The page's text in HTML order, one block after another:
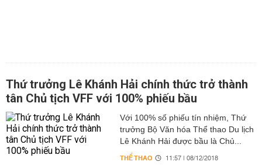
Thứ trưởng Lê Khánh Hải chính thức trở thành
tân Chủ tịch VFF với 100% phiếu bầu
Với 100% số phiếu tín nhiệm, Thứ
trưởng Bộ Văn hóa Thể thao Du lịch
Lê Khánh Hải được bầu là Chủ...
THỂ THAO 11:57 | 08/12/2018